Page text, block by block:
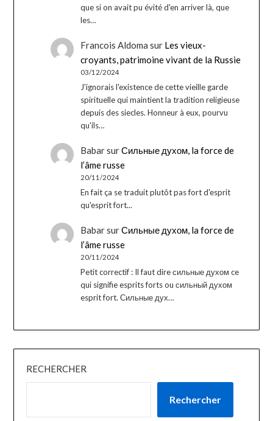
que si on avait pu évité d'en arriver là, que
les…
Francois Aldoma sur Les vieux-
croyants, patrimoine vivant de la Russie
03/12/2024
J'ignorais l'existence de cette vieille garde
spirituelle qui maintient la tradition religieuse
depuis des siecles. Honneur à eux, pourvu
qu'ils…
BabarsurСильные духом, la force de
l’âme russe
20/11/2024
En fait ça se traduit plutôt pas fort d'esprit
qu'esprit fort...
BabarsurСильные духом, la force de
l’âme russe
20/11/2024
Petit correctif : Il faut dire сильные духом ce
qui signifie esprits forts ou сильный духом
esprit fort. Сильные дух…
RECHERCHER
Rechercher